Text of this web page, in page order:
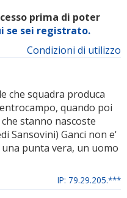
prima di poter
se sei registrato.
Condizioni di utilizzo
che squadra produca
quando poi
stanno nascoste
Sansovini) Ganci non e'
punta vera, un uomo
IP: 79.29.205.***